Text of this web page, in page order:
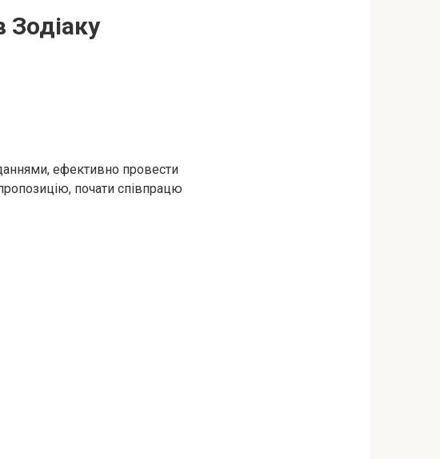
Зодіаку
ефективно провести
почати співпрацю